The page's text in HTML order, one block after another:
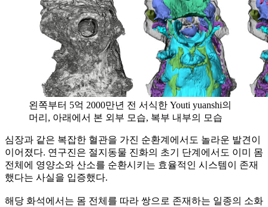
왼쪽부터 5억 2000만년 전 서식한 Youti yuanshi의
머리, 아래에서 본 외부 모습, 복부 내부의 모습
심장과 같은 복잡한 혈관을 가진 순환계에서도 놀라운 발견이
이어졌다. 연구진은 절지동물 진화의 초기 단계에서도 이미 몸
전체에 영양소와 산소를 순환시키는 효율적인 시스템이 존재
했다는 사실을 입증했다.
해당 화석에서는 몸 전체를 따라 쌍으로 존재하는 일종의 소화